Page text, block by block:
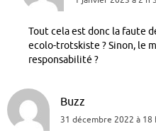
Tout cela est donc la faute
ecolo-trotskiste ? Sinon, le
responsabilité ?
Buzz
31 décembre 2022 à 18